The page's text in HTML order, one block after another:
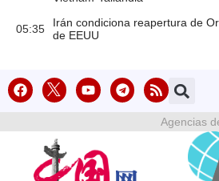
05:35
Irán condiciona reapertura de
de EEUU
Agencias